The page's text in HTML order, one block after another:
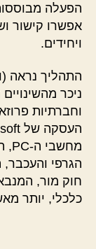
אפשרו קישור
ויחידים.
התהליך נראה
ניכר
וחברתיות
הגרפי
חוק מור,
כלכלי, יותר